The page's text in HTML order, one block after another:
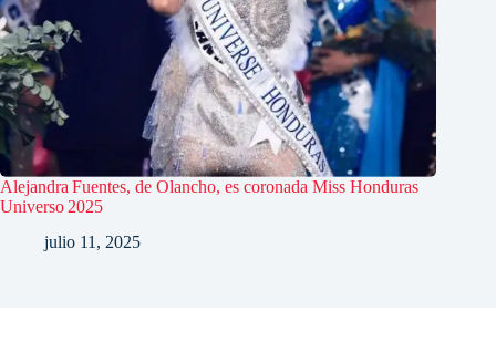
Alejandra Fuentes, de Olancho, es coronada Miss Honduras
Universo 2025
julio 11, 2025